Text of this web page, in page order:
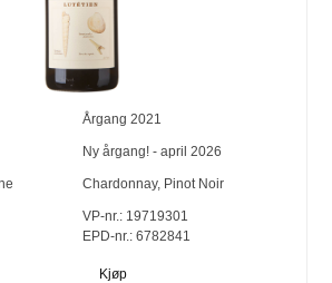
Årgang 2021
Ny årgang! - april 2026
Chardonnay, Pinot Noir
VP-nr.:19719301
EPD-nr.: 6782841
Kjøp